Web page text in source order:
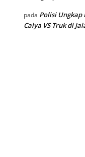
pada Polisi Ungkap
Calya VS Truk di